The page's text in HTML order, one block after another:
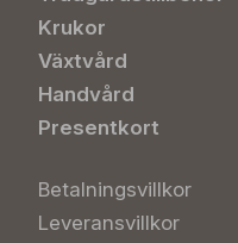
Krukor
Växtvård
Handvård
Presentkort
Betalningsvillkor
Leveransvillkor